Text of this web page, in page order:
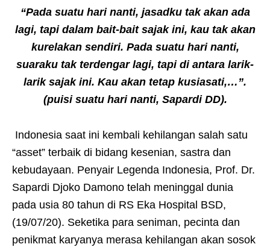
“Pada suatu hari nanti, jasadku tak akan ada
lagi, tapi dalam bait-bait sajak ini, kau tak akan
kurelakan sendiri. Pada suatu hari nanti,
suaraku tak terdengar lagi, tapi di antara larik-
larik sajak ini. Kau akan tetap kusiasati,…”.
(puisi suatu hari nanti, Sapardi DD).
Indonesia saat ini kembali kehilangan salah satu
“asset” terbaik di bidang kesenian, sastra dan
kebudayaan. Penyair Legenda Indonesia, Prof. Dr.
Sapardi Djoko Damono telah meninggal dunia
pada usia 80 tahun di RS Eka Hospital BSD,
(19/07/20). Seketika para seniman, pecinta dan
penikmat karyanya merasa kehilangan akan sosok